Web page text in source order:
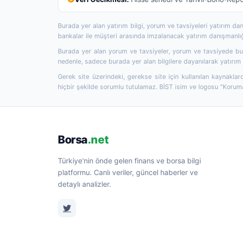
Burada yer alan yatırım bilgi, yorum ve tavsiyeleri yatırım
bankalar ile müşteri arasında imzalanacak yatırım
Burada yer alan yorum ve tavsiyeler, yorum ve tavsiyede
nedenle, sadece burada yer alan bilgilere dayanılarak
Gerek site üzerindeki, gerekse site için kullanılan
hiçbir şekilde sorumlu tutulamaz. BİST isim ve logosu
Borsa.net
Türkiye'nin önde gelen finans ve borsa bilgi
platformu. Canlı veriler, güncel haberler ve
detaylı analizler.